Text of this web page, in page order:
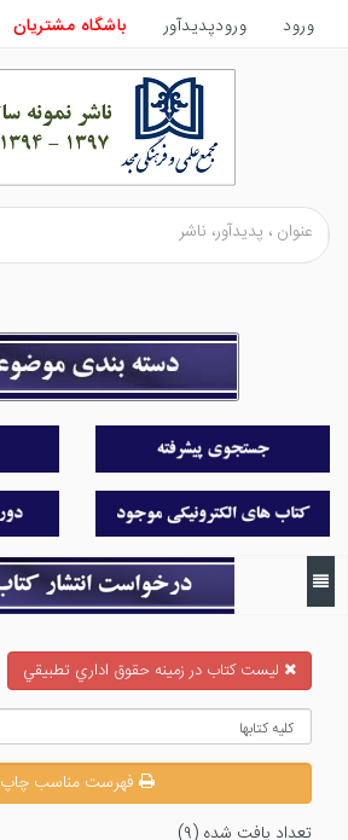
ورود ورودپدیدآور باشگاه مشتریان
ليست كتاب در زمينه حقوق اداري تطبيقي
فهرست مناسب چاپ